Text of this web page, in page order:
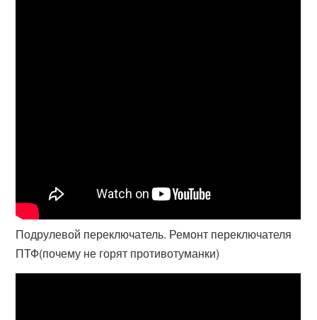
Подрулевой переключатель. Ремонт переключателя
ПТФ(почему не горят противотуманки)